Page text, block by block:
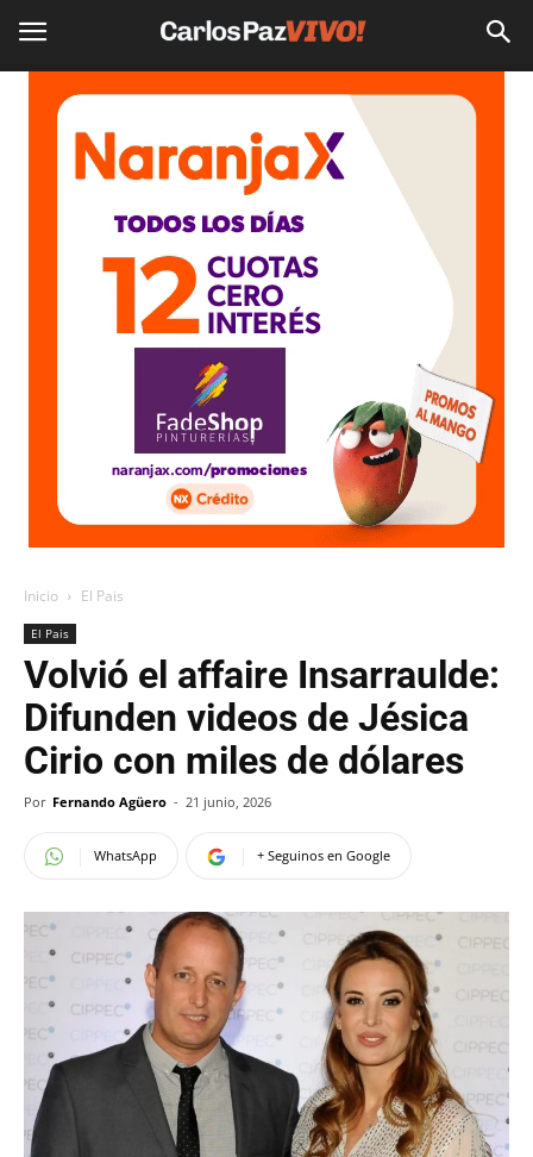
Inicio El Pais
El Pais
Volvió el affaire Insarraulde:
Difunden videos de Jésica
Cirio con miles de dólares
Por Fernando Agüero - 21 junio, 2026
WhatsApp + Seguinos en Google